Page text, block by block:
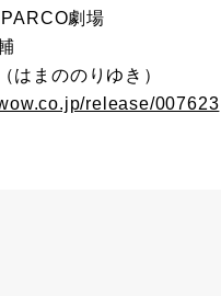
劇場
はまののりゆき）
release/007623